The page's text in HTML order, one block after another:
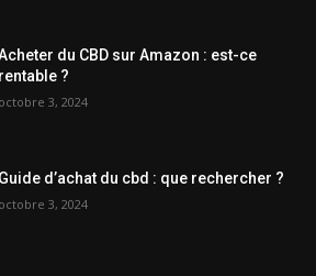
du CBD sur Amazon : est-ce
rentable ?
octobre 3, 2024
Guide d’achat du cbd : que rechercher ?
octobre 3, 2024